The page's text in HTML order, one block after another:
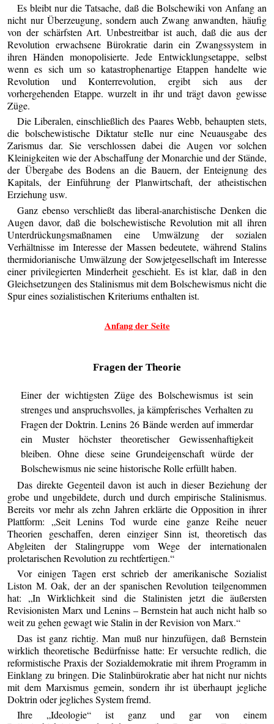
Es bleibt nur die Tatsache, daß die Bolschewiki von Anfang an
nicht nur Überzeugung, sondern auch Zwang anwandten, häufig
von der schärfsten Art. Unbestreitbar ist auch, daß die aus der
Revolution erwachsene Bürokratie darin ein Zwangssystem in
ihren Händen monopolisierte. Jede Entwicklungsetappe, selbst
wenn es sich um so katastrophenartige Etappen handelte wie
Revolution und Konterrevolution, ergibt sich aus der
vorhergehenden Etappe. wurzelt in ihr und trägt davon gewisse
Züge.
Die Liberalen, einschließlich des Paares Webb, behaupten stets,
die bolschewistische Diktatur steIle nur eine Neuausgabe des
Zarismus dar. Sie verschlossen dabei die Augen vor solchen
Kleinigkeiten wie der Abschaffung der Monarchie und der Stände,
der Übergabe des Bodens an die Bauern, der Enteignung des
Kapitals, der Einführung der Planwirtschaft, der atheistischen
Erziehung usw.
Ganz ebenso verschließt das liberal-anarchistische Denken die
Augen davor, daß die bolschewistische Revolution mit all ihren
Unterdrückungsmaßnamen eine Umwälzung der sozialen
Verhältnisse im Interesse der Massen bedeutete, während Stalins
thermidorianische Umwälzung der Sowjetgesellschaft im Interesse
einer privilegierten Minderheit geschieht. Es ist klar, daß in den
Gleichsetzungen des Stalinismus mit dem Bolschewismus nicht die
Spur eines sozialistischen Kriteriums enthalten ist.
Anfang der Seite
Fragen der Theorie
Einer der wichtigsten Züge des Bolschewismus ist sein
strenges und anspruchsvolles, ja kämpferisches Verhalten zu
Fragen der Doktrin. Lenins 26 Bände werden auf immerdar
ein Muster höchster theoretischer Gewissenhaftigkeit
bleiben. Ohne diese seine Grundeigenschaft würde der
Bolschewismus nie seine historische Rolle erfüllt haben.
Das direkte Gegenteil davon ist auch in dieser Beziehung der
grobe und ungebildete, durch und durch empirische Stalinismus.
Bereits vor mehr als zehn Jahren erklärte die Opposition in ihrer
Plattform: „Seit Lenins Tod wurde eine ganze Reihe neuer
Theorien geschaffen, deren einziger Sinn ist, theoretisch das
Abgleiten der Stalingruppe vom Wege der internationalen
proletarischen Revolution zu rechtfertigen.“
Vor einigen Tagen erst schrieb der amerikanische Sozialist
Liston M. Oak, der an der spanischen Revolution teilgenommen
hat: „In Wirklichkeit sind die Stalinisten jetzt die äußersten
Revisionisten Marx und Lenins – Bernstein hat auch nicht halb so
weit zu gehen gewagt wie Stalin in der Revision von Marx.“
Das ist ganz richtig. Man muß nur hinzufügen, daß Bernstein
wirklich theoretische Bedürfnisse hatte: Er versuchte redlich, die
reformistische Praxis der Sozialdemokratie mit ihrem Programm in
Einklang zu bringen. Die Stalinbürokratie aber hat nicht nur nichts
mit dem Marxismus gemein, sondern ihr ist überhaupt jegliche
Doktrin oder jegliches System fremd.
Ihre „Ideologie“ ist ganz und gar von einem